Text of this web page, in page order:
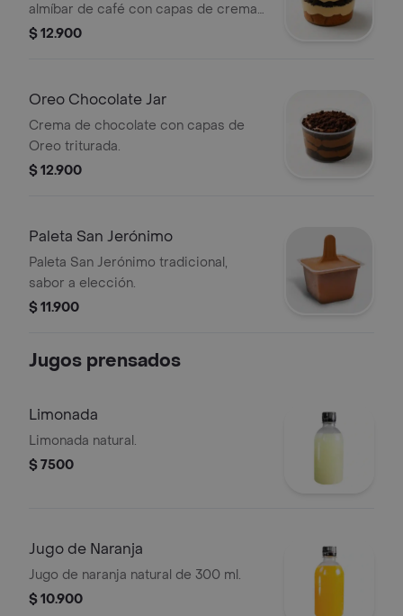
almíbar de café con capas de crema
y Oreo triturada.
$ 12.900
Oreo Chocolate Jar
Crema de chocolate con capas de
Oreo triturada.
$ 12.900
Paleta San Jerónimo
Paleta San Jerónimo tradicional,
sabor a elección.
$ 11.900
Jugos prensados
Limonada
Limonada natural.
$ 7500
Jugo de Naranja
Jugo de naranja natural de 300 ml.
$ 10.900